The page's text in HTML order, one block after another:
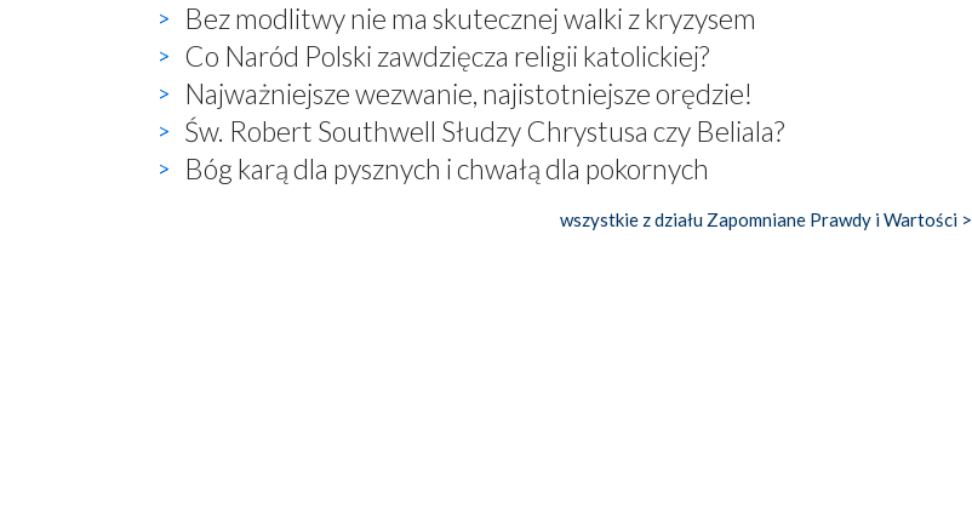
Bez modlitwy nie ma skutecznej walki z kryzysem
Co Naród Polski zawdzięcza religii katolickiej?
Najważniejsze wezwanie, najistotniejsze orędzie!
Św. Robert Southwell Słudzy Chrystusa czy Beliala?
Bóg karą dla pysznych i chwałą dla pokornych
wszystkie z działu Zapomniane Prawdy i Wartości >